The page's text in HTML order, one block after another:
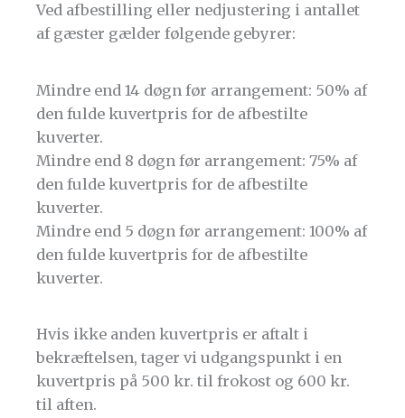
Ved afbestilling eller nedjustering i antallet
af gæster gælder følgende gebyrer:
Mindre end 14 døgn før arrangement: 50% af
den fulde kuvertpris for de afbestilte
kuverter.
Mindre end 8 døgn før arrangement: 75% af
den fulde kuvertpris for de afbestilte
kuverter.
Mindre end 5 døgn før arrangement: 100% af
den fulde kuvertpris for de afbestilte
kuverter.
Hvis ikke anden kuvertpris er aftalt i
bekræftelsen, tager vi udgangspunkt i en
kuvertpris på 500 kr. til frokost og 600 kr.
til aften.